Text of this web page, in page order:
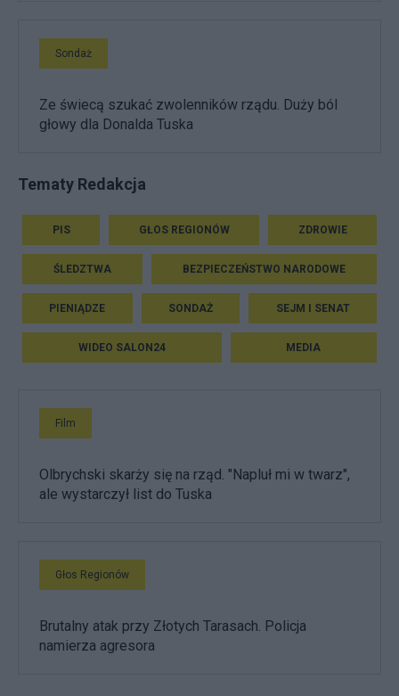
Sondaż
Ze świecą szukać zwolenników rządu. Duży ból
głowy dla Donalda Tuska
Tematy Redakcja
PIS GŁOS REGIONÓW ZDROWIE
ŚLEDZTWA BEZPIECZEŃSTWO NARODOWE
PIENIĄDZE SONDAŻ SEJM I SENAT
WIDEO SALON24 MEDIA
Film
Olbrychski skarży się na rząd. "Napluł mi w twarz",
ale wystarczył list do Tuska
Głos Regionów
Brutalny atak przy Złotych Tarasach. Policja
namierza agresora